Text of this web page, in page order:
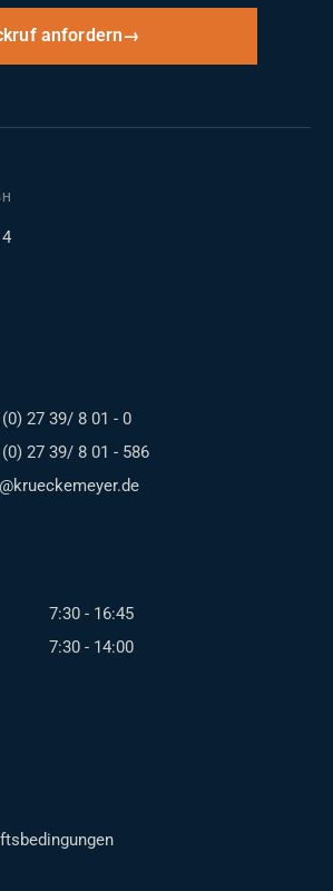
anfordern
27 39/ 8 01 - 0
27 39/ 8 01 - 586
7:30 - 16:45
7:30 - 14:00